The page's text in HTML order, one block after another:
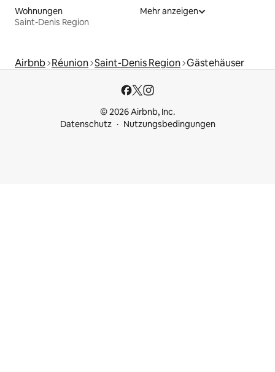
Wohnungen
Saint-Denis Region
Mehr anzeigen
Airbnb Réunion Saint-Denis Region Gästehäuser
© 2026 Airbnb, Inc.
Datenschutz
Nutzungsbedingungen